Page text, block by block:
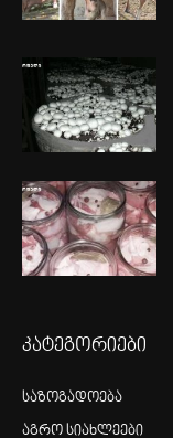
კატეგორიები
საზოგადოება
აგრო სიახლეები